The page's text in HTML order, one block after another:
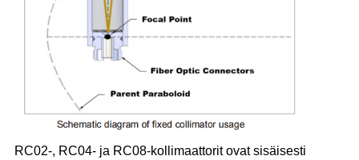
RC02-, RC04- ja RC08-kollimaattorit ovat sisäisesti